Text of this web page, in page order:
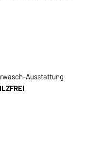
Ausstattung